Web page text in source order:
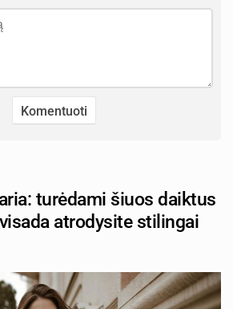
turėdami šiuos daiktus
atrodysite stilingai